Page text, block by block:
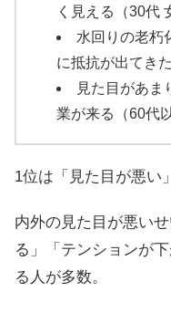
く見える（30代
水回りの老朽
に抵抗が出てき
見た目があま
業が来る（60代
1位は「見た目が悪い
内外の見た目が悪い
る」「テンションが
る人が多数。